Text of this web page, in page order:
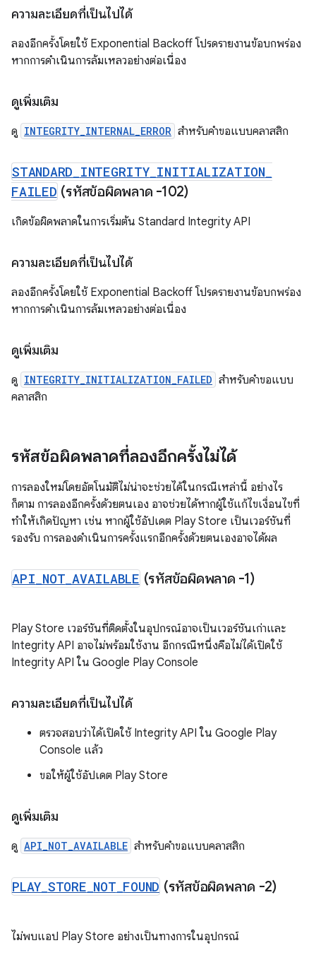
ความละเอียดที่เป็นไปได้
ลองอีกครั้งโดยใช้ Exponential Backoff โปรดรายงานข้อบกพร่อง
หากการดำเนินการล้มเหลวอย่างต่อเนื่อง
ดูเพิ่มเติม
ดู INTEGRITY_INTERNAL_ERROR สำหรับคำขอแบบคลาสสิก
STANDARD INTEGRITY_ INITIALIZATION
FAILED (รหัสข้อผิดพลาด -102)
เกิดข้อผิดพลาดในการเริ่มต้น Standard Integrity API
ความละเอียดที่เป็นไปได้
ลองอีกครั้งโดยใช้ Exponential Backoff โปรดรายงานข้อบกพร่อง
หากการดำเนินการล้มเหลวอย่างต่อเนื่อง
ดูเพิ่มเติม
ดู INTEGRITY_INITIALIZATION_FAILED สำหรับคำขอแบบ
คลาสสิก
รหัสข้อผิดพลาดที่ลองอีกครั้งไม่ได้
การลองใหม่โดยอัตโนมัติไม่น่าจะช่วยได้ในกรณีเหล่านี้ อย่างไร
ก็ตาม การลองอีกครั้งด้วยตนเอง อาจช่วยได้หากผู้ใช้แก้ไขเงื่อนไขที่
ทำให้เกิดปัญหา เช่น หากผู้ใช้อัปเดต Play Store เป็นเวอร์ชันที่
รองรับ การลองดำเนินการครั้งแรกอีกครั้งด้วยตนเองอาจได้ผล
API NOT AVAILABLE (รหัสข้อผิดพลาด -1)
Play Store เวอร์ชันที่ติดตั้งในอุปกรณ์อาจเป็นเวอร์ชันเก่าและ
Integrity API อาจไม่พร้อมใช้งาน อีกกรณีหนึ่งคือไม่ได้เปิดใช้
Integrity API ใน Google Play Console
ความละเอียดที่เป็นไปได้
ตรวจสอบว่าได้เปิดใช้ Integrity API ใน Google Play
Console แล้ว
ขอให้ผู้ใช้อัปเดต Play Store
ดูเพิ่มเติม
ดู API_NOT_AVAILABLE สำหรับคำขอแบบคลาสสิก
PLAY STORE NOT FOUND (รหัสข้อผิดพลาด -2)
ไม่พบแอป Play Store อย่างเป็นทางการในอุปกรณ์